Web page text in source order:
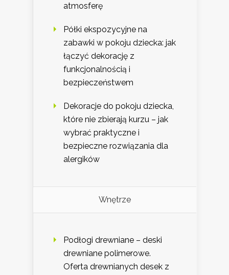
atmosferę
Półki ekspozycyjne na
zabawki w pokoju dziecka: jak
łączyć dekorację z
funkcjonalnością i
bezpieczeństwem
Dekoracje do pokoju dziecka,
które nie zbierają kurzu – jak
wybrać praktyczne i
bezpieczne rozwiązania dla
alergików
Wnętrze
Podłogi drewniane – deski
drewniane polimerowe.
Oferta drewnianych desek z